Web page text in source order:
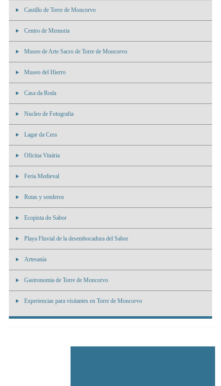
Castillo de Torre de Moncorvo
Centro de Memoria
Museo de Arte Sacro de Torre de Moncorvo
Museo del Hierro
Casa da Roda
Nucleo de Fotografia
Lagar da Cera
Oficina Vinária
Feria Medieval
Rutas y senderos
Ecopista do Sabor
Playa Fluvial de la desembocadura del Sabor
Artesanía
Gastronomia de Torre de Moncorvo
Experiencias para visitantes en Torre de Moncorvo